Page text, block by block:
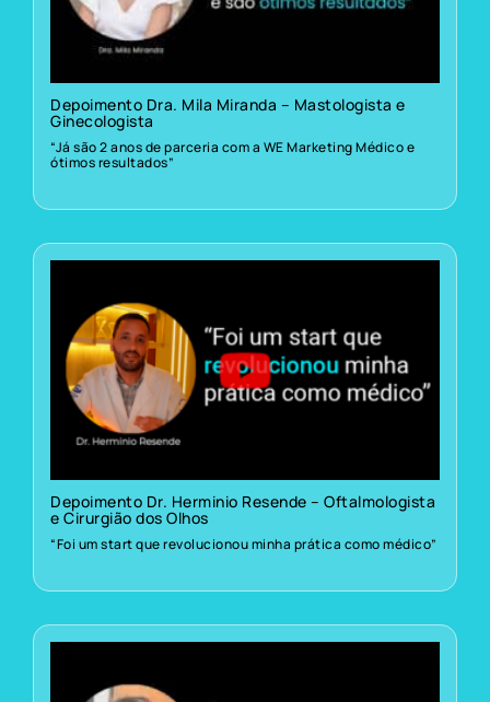
Depoimento Dra. Mila Miranda – Mastologista e
Ginecologista
“Já são 2 anos de parceria com a WE Marketing Médico e
ótimos resultados”
Depoimento Dr. Herminio Resende – Oftalmologista
e Cirurgião dos Olhos
“Foi um start que revolucionou minha prática como médico”